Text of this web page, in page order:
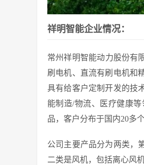
祥明智能企业情况：
常州祥明智能动力股份有
刷电机、直流有刷电机和
具有给客户定制开发的技
能制造/物流、医疗健康
品，客户分布于国内20多
公司主要产品分为两类，
二类是风机，包括离心风